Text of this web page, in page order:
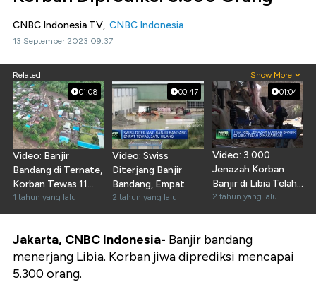
CNBC Indonesia TV, CNBC Indonesia
13 September 2023 09:37
Related Show More
01:08
Video: Banjir
Bandang di Ternate,
Korban Tewas 11
Orang
1 tahun yang lalu
00:47
Video: Swiss
Diterjang Banjir
Bandang, Empat
Tewas dan Satu
Hilang
2 tahun yang lalu
01:04
Video: 3.000
Jenazah Korban
Banjir di Libia Telah
Dimakamkan
2 tahun yang lalu
Jakarta, CNBC Indonesia- Banjir bandang
menerjang Libia. Korban jiwa diprediksi mencapai
5.300 orang.